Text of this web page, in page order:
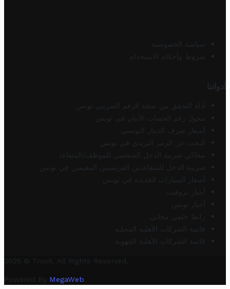
سياسة الخصوصية
شروط وأحكام الاستخدام
أدواتنا
أداة التحقق من صحة الرقم الضريبي تونس
محول رقم الحساب الآيبان في تونس
أسعار صرف الدينار التونسي
البحث عن الرمز البريدي في تونس
محاكي ضريبة الدخل الشخصي للموظف/المتقاعد
ضريبة الدخل للمتقاعدين الفرنسيين المقيمين في تونس
أسعار السيارات الجديدة في تونس
أخبار تروفيت
أخبار تونس
رابط خلفي مجاني
قائمة الشركات الأهلية المحلية
قائمة الشركات الأهلية الجهوية
2025 © Trovit. All Rights Reserved.
Powered By MegaWeb